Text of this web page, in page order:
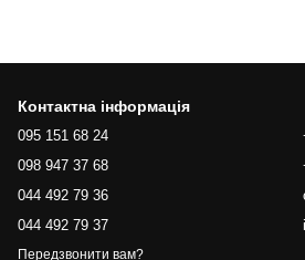
Контактна інформація
095 151 68 24
098 947 37 68
044 492 79 36
044 492 79 37
Передзвонити вам?